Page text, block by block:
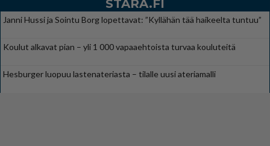
STARA.FI
Janni Hussi ja Sointu Borg lopettavat: ”Kyllähän tää haikeelta tuntuu”
Koulut alkavat pian – yli 1 000 vapaaehtoista turvaa kouluteitä
Hesburger luopuu lastenateriasta – tilalle uusi ateriamalli